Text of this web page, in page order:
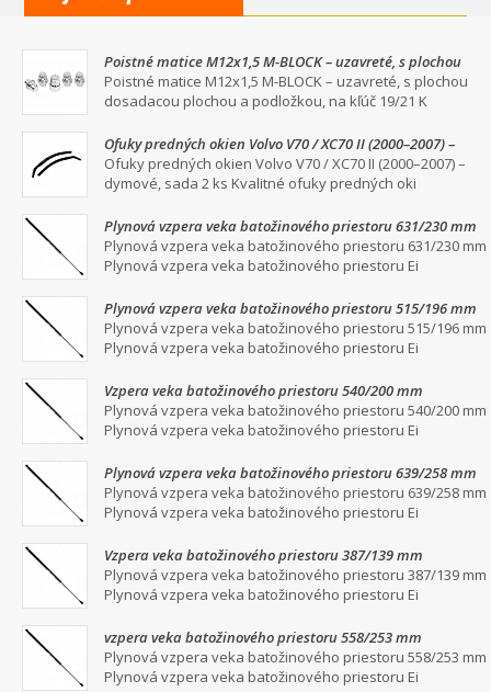
Poistné matice M12x1,5 M-BLOCK – uzavreté, s plochou
dosadacou plochou a podložkou, na kľúč 19/21
Poistné matice M12x1,5 M-BLOCK – uzavreté, s plochou
dosadacou plochou a podložkou, na kľúč 19/21 K
Ofuky predných okien Volvo V70 / XC70 II (2000–2007) –
dymové, sada 2 ks
Ofuky predných okien Volvo V70 / XC70 II (2000–2007) –
dymové, sada 2 ks Kvalitné ofuky predných oki
Plynová vzpera veka batožinového priestoru 631/230 mm
Plynová vzpera veka batožinového priestoru 631/230 mm
Plynová vzpera veka batožinového priestoru Ei
Plynová vzpera veka batožinového priestoru 515/196 mm
Plynová vzpera veka batožinového priestoru 515/196 mm
Plynová vzpera veka batožinového priestoru Ei
Vzpera veka batožinového priestoru 540/200 mm
Plynová vzpera veka batožinového priestoru 540/200 mm
Plynová vzpera veka batožinového priestoru Ei
Plynová vzpera veka batožinového priestoru 639/258 mm
Plynová vzpera veka batožinového priestoru 639/258 mm
Plynová vzpera veka batožinového priestoru Ei
Vzpera veka batožinového priestoru 387/139 mm
Plynová vzpera veka batožinového priestoru 387/139 mm
Plynová vzpera veka batožinového priestoru Ei
vzpera veka batožinového priestoru 558/253 mm
Plynová vzpera veka batožinového priestoru 558/253 mm
Plynová vzpera veka batožinového priestoru Ei